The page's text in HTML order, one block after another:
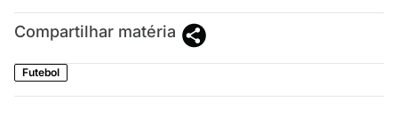
Compartilhar matéria
Futebol